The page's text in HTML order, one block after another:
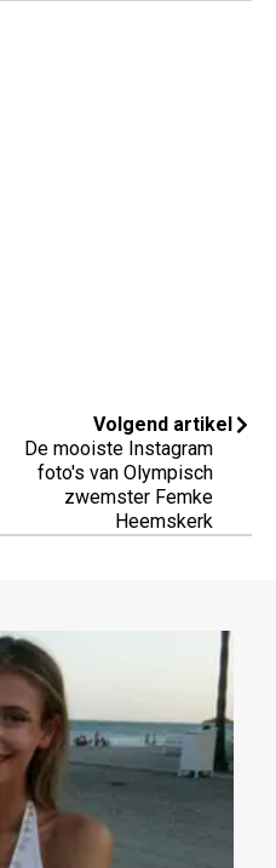
Volgend artikel
De mooiste Instagram
foto's van Olympisch
zwemster Femke
Heemskerk